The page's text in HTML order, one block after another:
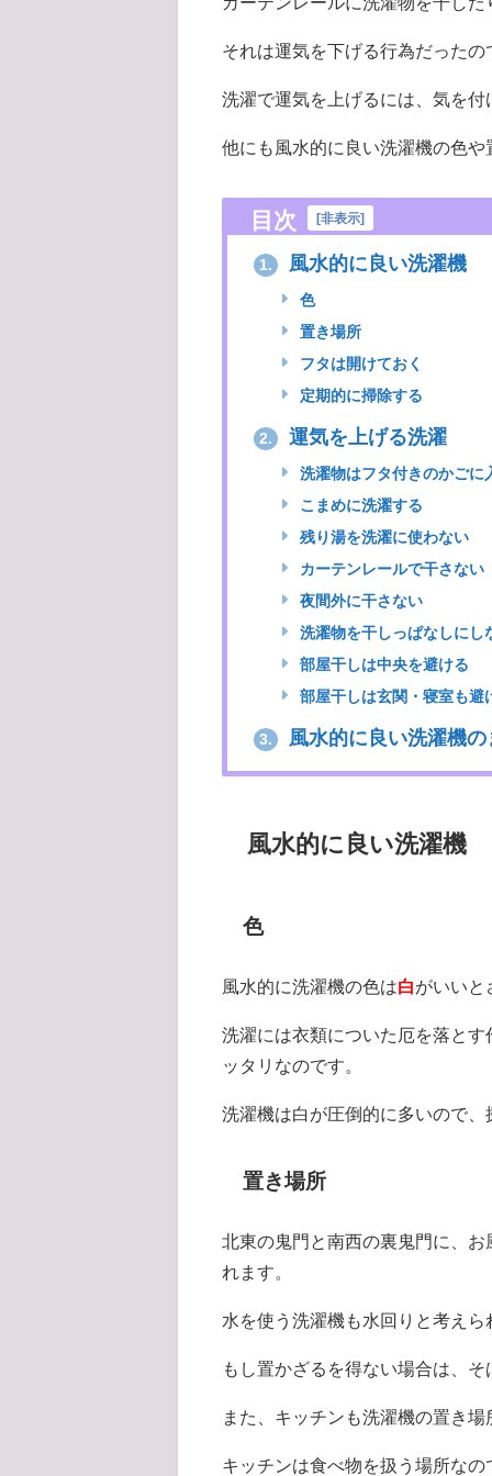
それは運気を下げる行為だったの
洗濯で運気を上げるには、気を
他にも風水的に良い洗濯機の色
目次 [非表示]
1. 風水的に良い洗濯機
色
置き場所
フタは開けておく
定期的に掃除する
2. 運気を上げる洗濯
洗濯物はフタ付きのかごに
こまめに洗濯する
残り湯を洗濯に使わない
カーテンレールで干さない
夜間外に干さない
洗濯物を干しっぱなしにし
部屋干しは中央を避ける
部屋干しは玄関・寝室も避
3. 風水的に良い洗濯機の
風水的に良い洗濯機
色
風水的に洗濯機の色は白がいいと
洗濯には衣類についた厄を落と
ッタリなのです。
洗濯機は白が圧倒的に多いので
置き場所
北東の鬼門と南西の裏鬼門に、
れます。
水を使う洗濯機も水回りと考え
もし置かざるを得ない場合は、
また、キッチンも洗濯機の置き
キッチンは食べ物を扱う場所な